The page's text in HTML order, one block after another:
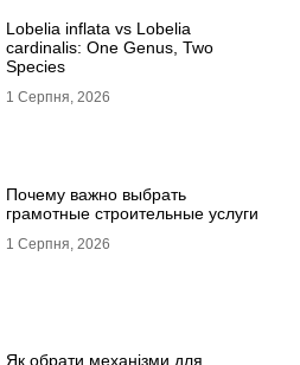
Lobelia inflata vs Lobelia
cardinalis: One Genus, Two
Species
1 Серпня, 2026
Почему важно выбрать
грамотные строительные услуги
1 Серпня, 2026
Як обрати механізми для